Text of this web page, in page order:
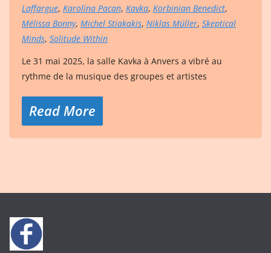
Laffargue, Karolina Pacan, Kavka, Korbinian Benedict,
Mélissa Bonny, Michel Stiakakis, Niklas Müller, Skeptical
Minds, Solitude Within
Le 31 mai 2025, la salle Kavka à Anvers a vibré au
rythme de la musique des groupes et artistes
Read More